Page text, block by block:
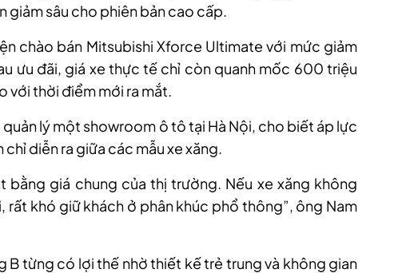
giảm sâu cho phiên bản cao cấp.
chào bán Mitsubishi Xforce Ultimate với mức giảm
ưu đãi, giá xe thực tế chỉ còn quanh mốc 600 triệu
với thời điểm mới ra mắt.
lý một showroom ô tô tại Hà Nội, cho biết áp lực
diễn ra giữa các mẫu xe xăng.
bằng giá chung của thị trường. Nếu xe xăng không
rất khó giữ khách ở phân khúc phổ thông”, ông Nam
B từng có lợi thế nhờ thiết kế trẻ trung và không gian